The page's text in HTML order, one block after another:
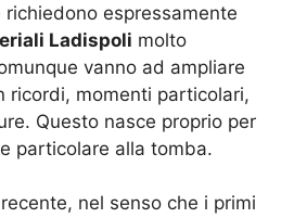
richiedono espressamente
Ladispoli molto
vanno ad ampliare
ricordi, momenti particolari,
Questo nasce proprio per
particolare alla tomba.
nel senso che i primi